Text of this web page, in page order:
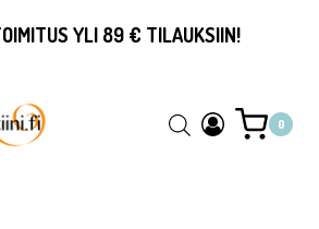
YLI 89 € TILAUKSIIN!
0